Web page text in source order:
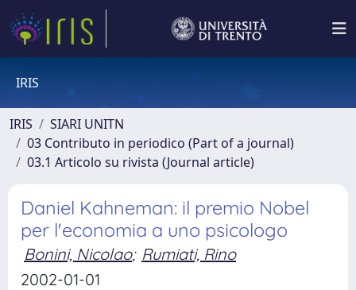
IRIS
IRIS
SIARI UNITN
03 Contributo in periodico (Part of a journal)
03.1 Articolo su rivista (Journal article)
Daniel Kahneman: il premio Nobel
per l'economia a uno psicologo
Bonini, Nicolao; Rumiati, Rino
2002-01-01